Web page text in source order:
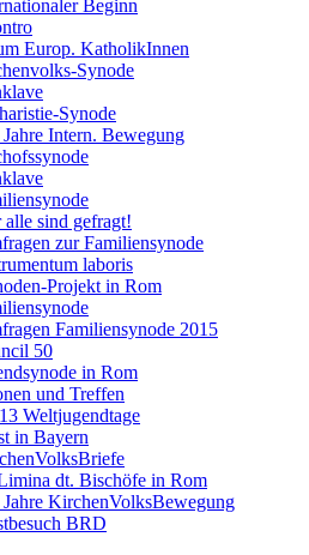
Beginn
Europ. KatholikInnen
Synode
Synode
Intern. Bewegung
alle sind gefragt!
zur Familiensynode
laboris
Projekt in Rom
Familiensynode 2015
50
in Rom
und Treffen
Weltjugendtage
in Bayern
dt. Bischöfe in Rom
KirchenVolksBewegung
BRD